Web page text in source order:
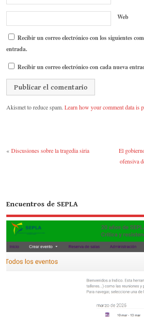
Web
Recibir un correo electrónico con los siguientes
entrada.
Recibir un correo electrónico con cada nueva
Akismet to reduce spam.Learn how your comment data is
«Discusiones sobre la tragedia siria
El
ofensiva
Encuentros de SEPLA